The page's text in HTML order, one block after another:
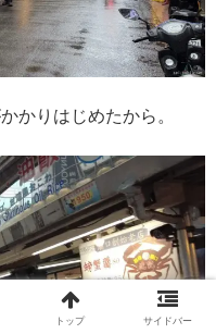
かりはじめたから。
トップ サイドバー